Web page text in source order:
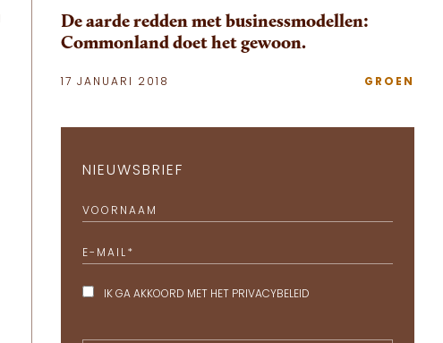
De aarde redden met businessmodellen:
Commonland doet het gewoon.
17 JANUARI 2018 GROEN
NIEUWSBRIEF
VOORNAAM
E-MAIL *
IK GA AKKOORD MET HET PRIVACYBELEID